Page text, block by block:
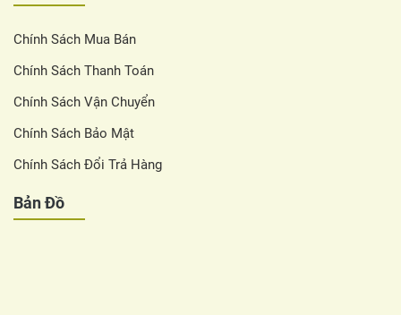
Chính Sách Mua Bán
Chính Sách Thanh Toán
Chính Sách Vận Chuyển
Chính Sách Bảo Mật
Chính Sách Đổi Trả Hàng
Bản Đồ